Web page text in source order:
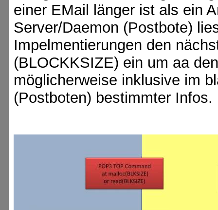
einer EMail länger ist als ein
Server/Daemon (Postbote)
Impelmentierungen den
(BLOCKKSIZE) ein um aa
möglicherweise inklusive im
(Postboten) bestimmter Infos.